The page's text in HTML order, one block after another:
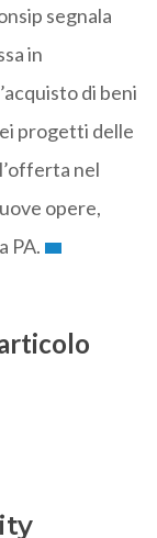
segnala
in
di beni
progetti delle
nel
opere,
PA.